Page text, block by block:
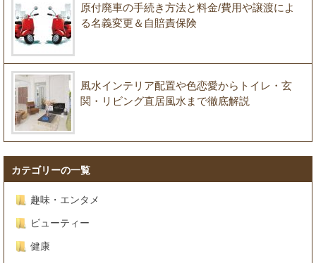
原付廃車の手続き方法と料金/費用や譲渡によ
る名義変更＆自賠責保険
風水インテリア配置や色恋愛からトイレ・玄
関・リビング直居風水まで徹底解説
カテゴリーの一覧
趣味・エンタメ
ビューティー
健康